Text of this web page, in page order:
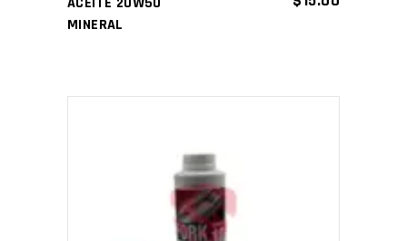
MINERAL
AÑADIR AL CARRITO